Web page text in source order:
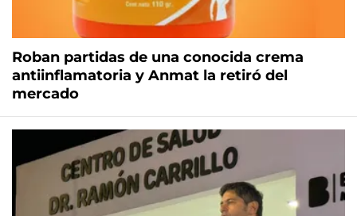
Roban partidas de una conocida crema
antiinflamatoria y Anmat la retiró del
mercado